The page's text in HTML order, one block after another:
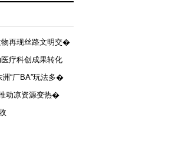
物再现丝路文明交�
疗科创成果转化
洲“厂BA”玩法多�
动凉资源变热�